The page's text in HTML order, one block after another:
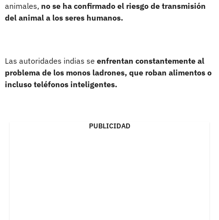
animales, no se ha confirmado el riesgo de transmisión
del animal a los seres humanos.
Las autoridades indias se enfrentan constantemente al
problema de los monos ladrones, que roban alimentos o
incluso teléfonos inteligentes.
PUBLICIDAD